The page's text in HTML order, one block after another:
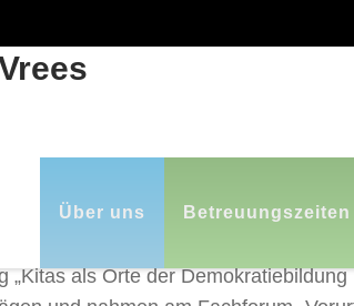
Über uns Betreuungszeiten
als Orte der